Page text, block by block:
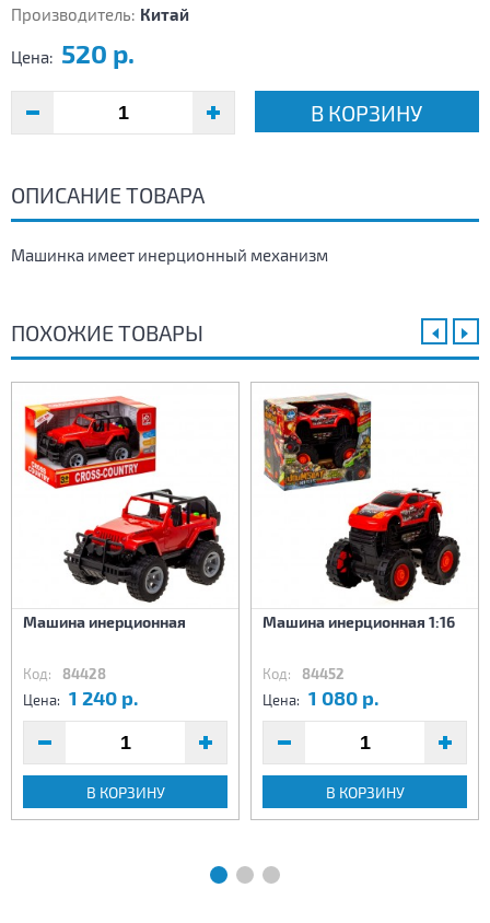
Производитель: Китай
Цена: 520 р.
В КОРЗИНУ
ОПИСАНИЕ ТОВАРА
Машинка имеет инерционный механизм
ПОХОЖИЕ ТОВАРЫ
Машина инерционная
Код: 84428
Цена: 1 240 р.
В КОРЗИНУ
Машина инерционная 1:16
Код: 84452
Цена: 1 080 р.
В КОРЗИНУ